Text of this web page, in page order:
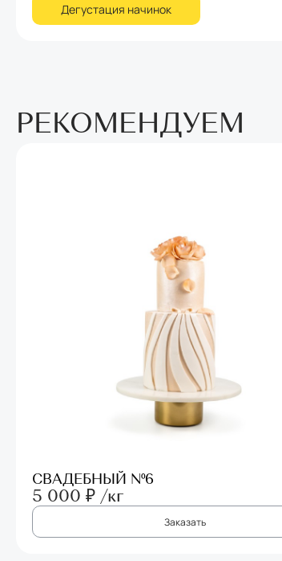
Дегустация начинок
РЕКОМЕНДУЕМ
СВАДЕБНЫЙ №6
5 000 ₽ /кг
Заказать